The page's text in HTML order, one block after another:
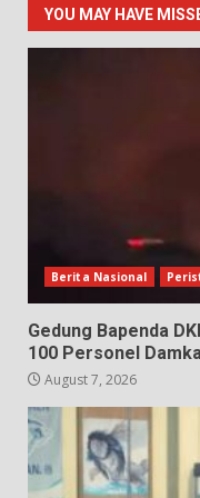
YOU MAY HAVE
Berita Nasional
Gedung Bapenda
100 Personel
August 7, 2026